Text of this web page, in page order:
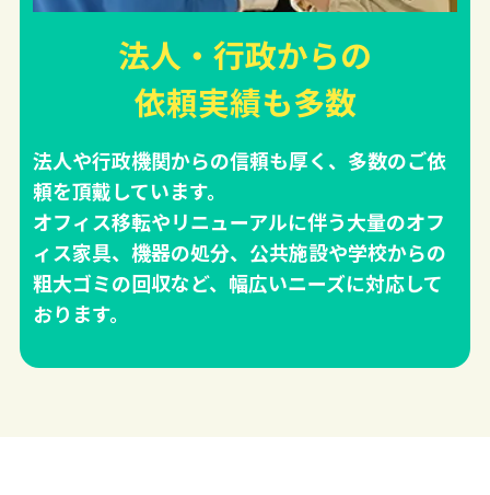
法人・行政からの
依頼実績も多数
法人や行政機関からの信頼も厚く、多数のご依
頼を頂戴しています。
オフィス移転やリニューアルに伴う大量のオフ
ィス家具、機器の処分、公共施設や学校からの
粗大ゴミの回収など、幅広いニーズに対応して
おります。